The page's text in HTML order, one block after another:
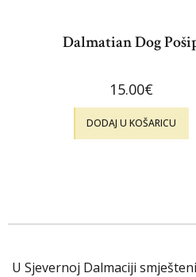
Dalmatian Dog
15.00€
DODAJ U KOŠARICU
U Sjevernoj Dalmaciji